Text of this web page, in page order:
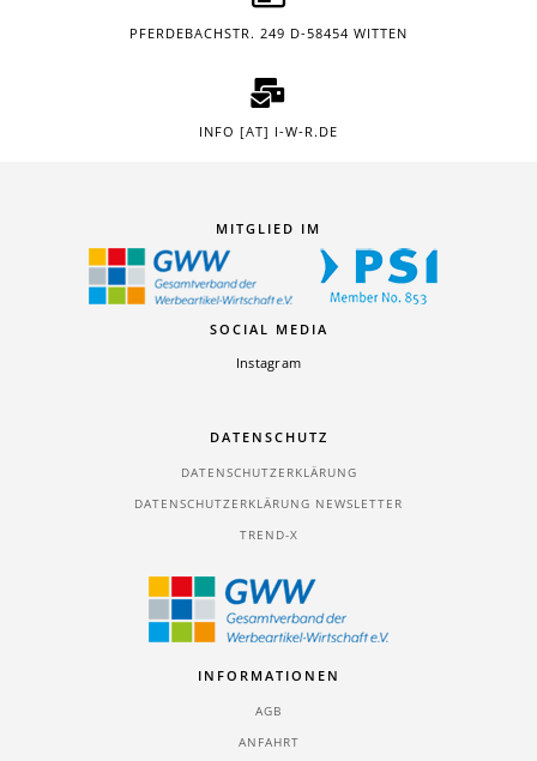
PFERDEBACHSTR. 249 D-58454 WITTEN
INFO [AT] I-W-R.DE
MITGLIED IM
SOCIAL MEDIA
Instagram
DATENSCHUTZ
DATENSCHUTZERKLÄRUNG
DATENSCHUTZERKLÄRUNG NEWSLETTER
TREND-X
INFORMATIONEN
AGB
ANFAHRT